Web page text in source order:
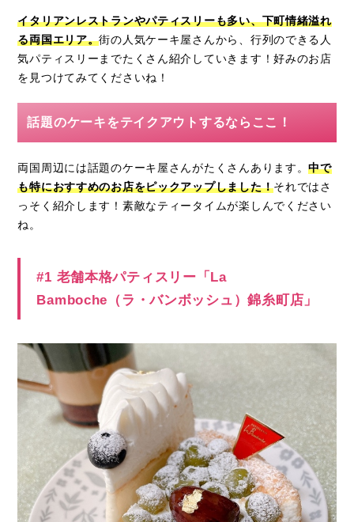
イタリアンレストランやパティスリーも多い、下町情緒溢れ
る両国エリア。街の人気ケーキ屋さんから、行列のできる人
気パティスリーまでたくさん紹介していきます！好みのお店
を見つけてみてくださいね！
話題のケーキをテイクアウトするならここ！
両国周辺には話題のケーキ屋さんがたくさんあります。中で
も特におすすめのお店をピックアップしました！それではさ
っそく紹介します！素敵なティータイムが楽しんでください
ね。
#1 老舗本格パティスリー「La
Bamboche（ラ・バンボッシュ）錦糸町店」